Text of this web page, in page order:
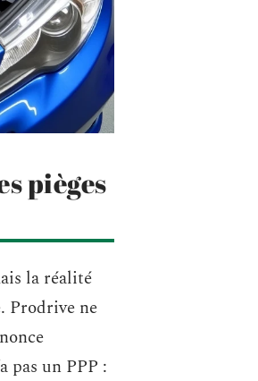
pièges
la réalité
Prodrive ne
pas un PPP :